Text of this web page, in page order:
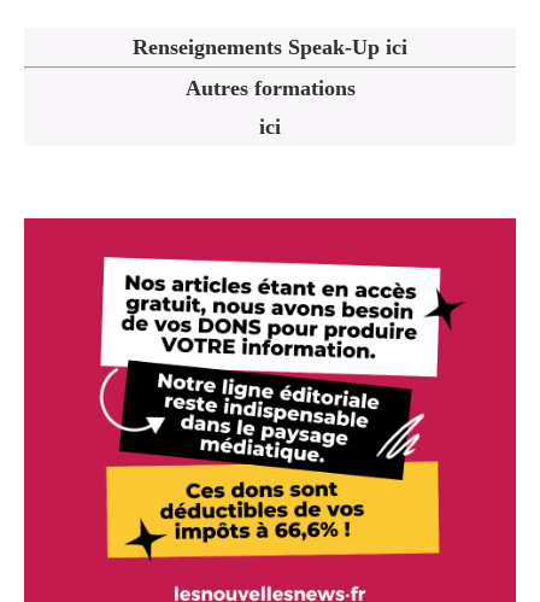
Renseignements Speak-Up ici
Autres formations
ici